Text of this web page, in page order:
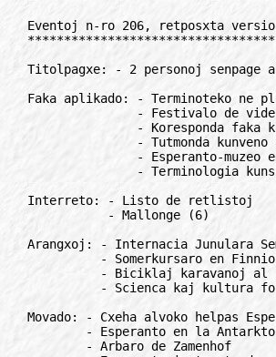
Eventoj n-ro 206, retposxta versio
**********************************

Titolpagxe: - 2 personoj senpage al IJS

Faka aplikado: - Terminoteko ne plu?
               - Festivalo de videofilmoj
               - Koresponda faka kurso
               - Tutmonda kunveno pri komerco
               - Esperanto-muzeo en Cxeska Trebova
               - Terminologia kunsido de fervojistoj

Interreto: - Listo de retlistoj
           - Mallonge (6)

Arangxoj: - Internacia Junulara Semajno
          - Somerkursaro en Finnio
          - Biciklaj karavanoj al IJK
          - Scienca kaj kultura forumo

Movado: - Cxeha alvoko helpas Esperanton
        - Esperanto en la Antarkto
        - Arbaro de Zamenhof
        - Esperanto instruata dum 4 jaroj
        - Vesperto 100
        - Verku studon pri la historio de UEA!
        - Esperantista inspektoro cxe radio
        - Monda raporto pri lingvoj - 2001
        - TEJO-aktuale
        - Raporto pri packultura TEJO-seminario
        - Kvin bildkartoj
        - Kio furoras en la Esperanto-libromerkato en 2000?
        - Gxenelurba projekto

Instruado, ILEI: - Kurso de Esperanto

Konkursoj: - Fabelkonkurso al infanoj

Radio: - Populara E-elsendo

Libroj: - Esperanto-lernolibro por araboj

Kulturo: - Esperanto-muzikalo

Rubrikoj: - Mallonge (10), anoncetoj (4), korespondi deziras (3)

"Eventa ludkvizo"

Interese: - Interreto-lingvo
          - Sxercoj
          - Rejkjaviko elektis la anglan

***************************************************************************

TITOLPAGxE
//////////

2 personoj senpage al IJS
=========================

Melinda Szekeres estis fervora, juna esperantistino, membro de Hungara
Esperanto-Junularo, HEJ. Sxi mortis en februaro 2001. Honore al sxia memoro
la gepatroj ekde nun cxiujare subvencias partoprenon de 2 junaj
esperantistoj en la plej granda mez-euxropa junulara arango, IJS.

Al la subvencio de "Premio Melinda" povas aligxi junaj esperantistoj, se
ili estas:
- studentoj aux lernantoj
- aux ili estas el t.n. B-landoj (ekz. iamaj socialismaj landoj)

kaj bone parolas Esperanton aux diligente partoprenas en la internaciaj
kursoj dum IJS.

Se vi volas kandidatigxi al la subvencio de "Premio Melinda", sendu vian
sinprezenton (kun via IJS-aligxilo) al:

Fondajxo Esperanto cxe Eventoj
pk. 87, HU-1675 Budapest, Hungario
Rete: eventoj@forigu.esperanto.org

***************************************************************************

FAKA APLIKADO
/////////////

Terminoteko ne plu?
===================

La cirkulero pri terminologiaj problemoj nomita "Terminoteko" kaj redaktita
de Bernhard Pabst aperis inter 1991-96 en 14 kajeroj. En presita formo
aperis nur 12 kajeroj, ili estas troveblaj ankaux en la kompaktdisko
"espRom".

Bedauxrinde Terminoteko ne plu aperas, kvankam la neceso havi tian
cirkuleron estas pli granda ol iam ajn antauxe. Eble iu dauxrigos? La
kajeroj 13 kaj 14 neniam aperis surpapere, sed ekzistas en elektronika
formo.
Volontuloj por dauxrigi la serion povas kontakti:

Bernhard Pabst,
Holscheider Str. 4, DE-53773 Hennef, Germanio
Rete: pabst@forigu.hvbg.de

***************************************************************************

Festivalo de videofilmoj
========================

La 5-a Festivalo de Videofilmoj okazas la 29-an de septembro 2001 en
Maribor, Slovenio. Oni povas partopreni kun filmoj en du kategorioj: arta
filmo, dokumenta filmo. Artaj filmoj ne estu pli longaj ol 10 minutoj,
dokumentaj filmoj ne estu pli ol 15 minutoj.
Pliaj informoj kaj aligxo cxe:

Esperanto-Societo
Besednjakova 1. SI-2000 Maribor, Slovenio

***************************************************************************

Koresponda faka kurso
=====================

Profesoro Jan Werner estas delonge fama en Esperantio pri la evoluigo de
scienca kaj teknika terminologio kaj metodoj pri ties sistema evoluigo, pri
kiu li verkis ecx kurslibron. Post la Kolokvo pri Apliko de Esperanto en
Scienco kaj Tekniko (KAEST) arangxita pasintnovembre en Prago, li planas
pluan dauxran fakan agadon.

Li favorus koresponde instrui junajn fakulojn esperantistajn pri
terminologiaj metodoj, por ke tiuj estu kompetentaj por sisteme prilabori
terminologion pri sia fako private, sed ankaux por kontribui al tia laboro
enkadre de la iam aktiva, sed lastatempe, pro manko de partoprenantoj,
lacigxinta TEC (Terminologia Esperanto-Centro). Interesatoj skribu al:

prof. Jan Werner
Kroftova 84, CZ-61 600 Brno, Cxehio

***************************************************************************

Tutmonda kunveno pri komerco
============================

Okazis ret-kunveno pri komercado cxe la adreso www.komerco.com/babilejo la
24-an de marto 2001 inter 15:00-18:00 UTC.

s-ano Wang Tianyi
Rete: informo@forigu.komerco.com

***************************************************************************

Esperanto-muzeo en Cxeska Trebova
=================================

La loka muzeo de Cxeska Trebova kolektas informojn pri agado de kluboj,
akceptas donacojn, precipe librojn kaj manuskriptojn. La biblioteko posedas
6310 librojn ordigitajn jene: 1. Lernolibroj 2. Vortaroj 3. Gvidlibroj 4.
Prozajxoj 5. Poeziajxoj 6. Kongresoj 7. Teatrajxoj 8. Binditaj gazetoj 9.
Kantaretoj 10. Pri Esperanto 11. Sciencaj (fakaj) 12. Religio 13.
Biografioj 14. Adresaroj 15. Politikajxoj 16. Ceteraj. Ankoraux necesas
enkomputiligi duoblajxojn. La muzeo preparas bildkarton kun Esperanto-fako.

el: Starto 2001/1

***************************************************************************

Terminologia kunsido de fervojistoj
===================================

En novembro 2000 okazis terminologia seminario pri fervoja transporto kaj
trafiko en Dobrichovice, Cxehio sub auxspicio de Internacia Fervojista
Esperanto-Federacio, IFEF.

***************************************************************************

INTERRETO
/////////

Listo de retlistoj
==================

Estas registritaj jam pli ol 200 Esperantlingvaj retlistoj (alinome
diskutlistoj, novajxlistoj, distribulistoj) cxe http://www.eventoj.hu

La "Listo de listoj" estas grupigita al "cxefaj, fakaj, lingvoinstruaj kaj
ceteraj" blokoj, kaj enhavas ne nur la nomon, temon kaj adreson de la
unuopaj listoj, sed ankaux teknikan klarigon pri la maniero de aligxado.

Se vi trovas mankon en la supra listo, aux vi havas informon pri ekesto /
modifo / nuligo de iuj listoj, estas bonvena via informo, kompletigo kaj
korekto.

La "Liston de listoj" prizorgas redakcio de la retposxta Esperanto-
novajxservo "Ret-Info".

***************************************************************************

                 E s p e r a n t a j   r e t - l i s t o j

                           http://www.eventoj.hu

***************************************************************************

Mallonge
========

La revuo de Itala Esperanto-Federacio estas nun legebla en reto cxe la
adreso: http://www.esperanto.it/rivista.htm en formato PDF.
* * *
La fama fabelo "La Eta Princo" verkita de Antoine de Saint-Exupery, en
Esperanto, kompleta teksto kun originalaj figuroj kaj ligoj al aliaj samaj
pagxoj en diversaj lingvoj legeblas cxe:
http://www.utopia.com.br/esperanto/eta/
* * *
Reta versio de la revuo "Kelkfoje" legeblas cxe:
http://home.wanadoo.nl/janhut/kelkfoje
* * *
Ekfunkciis la retpagxejo de Hilelista E-rondo cxe:
http://www.geocities.com/hilelistarondo, en kiu interalie oni povas trovi
cxiujn gxisnunajn numerojn de la duonmonata bulteno de la rondo.
* * *
La retpagxadreso de "La Esperanta Komputilfaka Centrejo" estas sxangxita.
Gxi nun estas atingebla cxe http://www.peco.yucom.be/ekc/  Retadreso de La
Esperanta Komputilfaka Centrejo nun estas: peco@forigu.yucom.be
* * *
"Dessapt Pierre" (rete: dspt@forigu.club-internet.fr), kolektanto de malnovaj
radio-aparatoj kompilis 3-lingvajn retpagxojn pri la "Historio de la
Radio". Adreso de la retpagxo: http://perso.club-internet.fr/dspt

***************************************************************************

ARANGxOJ
////////

Internacia Junulara Seminario
=============================

La 14-a Internacia Junulara Seminario, IJS okazas inter 13-19. 07. 2001 en
Szombathely, Hungario. La temo de la cxi jara IJS estas "Muziko" kiel
internacia lingvo. La organiza teamo, la temo kaj la partoprenantoj
garantias vere bonan, amuzigan, aktive ripozigan etoson dum la plej
tradicia kaj plej granda mezeuxropa junulara arangxo. Ankaux la cxi jara
IJS donas al la partoprenantoj surprizojn, ekskurson, iom da "tradicia
akvumado" kaj dumnoktan dancadon gxis la "preskaux-morto".

Haveblas perinterreta aligxilo al IJS cxe: http://www.esperanto.hu/hej

Estas organizota karavano al la UK en Zagrebo, kiun eblas partopreni.
Pliaj informoj kaj aligxo cxe:

Hungara Esperanto-Junularo
Pf. 87. HU-1675 Budapest, Hungario
Rete: hej@forigu.math.bme.hu

***************************************************************************

Somerkursaro en Finnio
======================

Somera Esperantosemajno okazos inter 01-05. 07. 2001 en la lando de miloj
de lagoj en Valamo instituto, Heinavesi, cxe bela lago en orienta
Finnlando. Oni povas krom la enhavoricxaj kaj altnivelaj kursoj rigardi la
belegan pejzagxon. La altnivelon garantias kursgvidantoj, Sylvia Hamalainen
el Finnlando kaj Atilio Orellana Rojas el Argentinio-Nederlando.
Pliaj informoj kaj aligxo:

Valamon Kansanopisto
Siltasaarenkatu 15 C 65, FI-00530 Helsinki, Finnio
Rete: valamon.kansanopisto@forigu.valamo.fi

***************************************************************************

Biciklaj karavanoj al IJK
=========================

La Biciklista Esperantista Movado Internacia (BEMI) organizas tri biciklajn
karavanojn al la Internacia Junulara Kongreso en Strasburgo, en julio 2001.
Malfermataj al cxiuj, neesperantistoj ankaux bonvenas. Dum tiaj karavanoj
oni kutimas temdumi, foje sovagxe, kio alportas al tiuj renkontigxoj
specialan etoson, tre amikeman, en kiu cxiu sin sentas libera. Tiuj, kiuj
preferas, tamen ja rajtas tranokti engasteje.

Oni organizas 5 karavanojn:
- Norda karavano: Londono, Bruselo, Luksembur